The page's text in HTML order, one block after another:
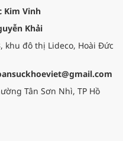
Kim Vinh
Khải
khu đô thị Lideco, Hoài Đức
Tân Sơn Nhì, TP Hồ